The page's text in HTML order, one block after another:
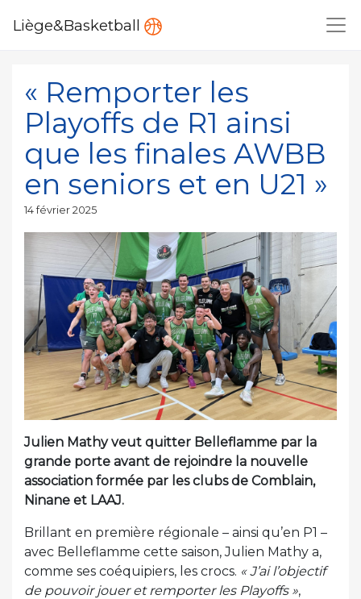
Liège&Basketball
« Remporter les
Playoffs de R1 ainsi
que les finales AWBB
en seniors et en U21 »
Publié
14 février 2025
Julien Mathy veut quitter Belleflamme par la
grande porte avant de rejoindre la nouvelle
association formée par les clubs de Comblain,
Ninane et LAAJ.
Brillant en première régionale – ainsi qu’en P1 –
avec Belleflamme cette saison, Julien Mathy a,
comme ses coéquipiers, les crocs. « J’ai l’objectif
de pouvoir jouer et remporter les Playoffs »,